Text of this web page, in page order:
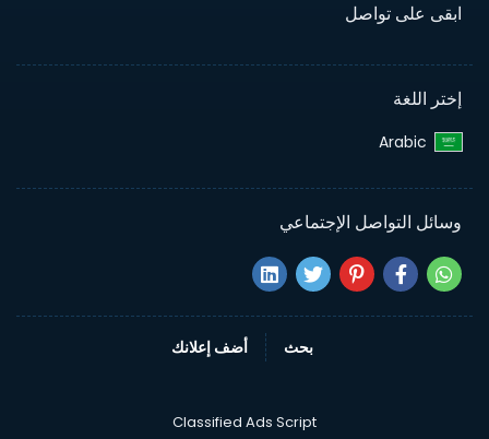
ابقى على تواصل
إختر اللغة
Arabic‎
وسائل التواصل الإجتماعي
بحث أضف إعلانك
Classified Ads Script